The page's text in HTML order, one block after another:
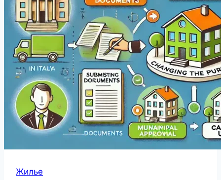
Жилье